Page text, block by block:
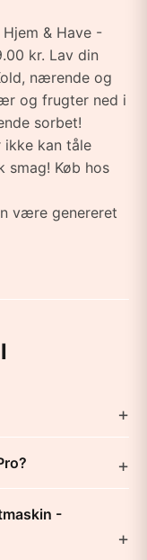
& Have -
kr. Lav din
nærende og
og frugter ned i
sorbet!
ikke kan tåle
smag! Køb hos
være genereret
-